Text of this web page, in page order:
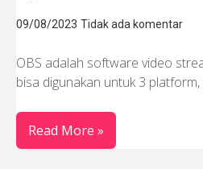
09/08/2023 Tidak ada komentar
OBS adalah software video
bisa digunakan untuk 3 platform,
Read More »